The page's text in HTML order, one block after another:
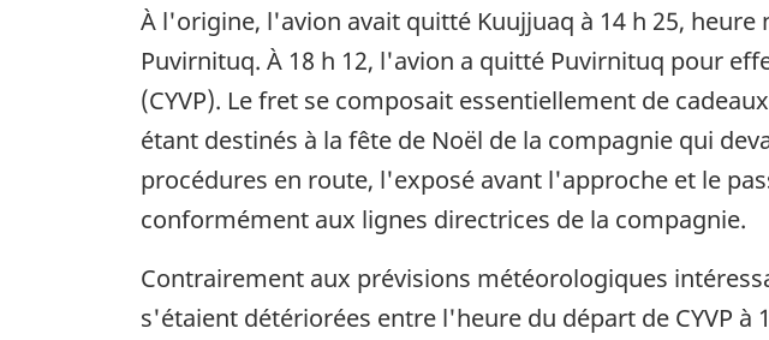
À l'origine, l'avion avait quitté Kuujjuaq à 14 h 25, heure
Puvirnituq. À 18 h 12, l'avion a quitté Puvirnituq pour
(CYVP). Le fret se composait essentiellement de
étant destinés à la fête de Noël de la compagnie qui
procédures en route, l'exposé avant l'approche et le
conformément aux lignes directrices de la compagnie.
Contrairement aux prévisions météorologiques
s'étaient détériorées entre l'heure du départ de CYVP à